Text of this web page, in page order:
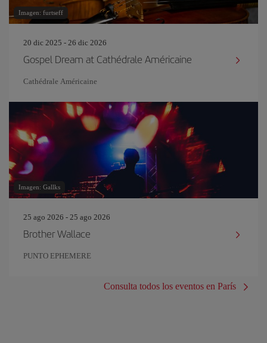
Imagen: furtseff
20 dic 2025 - 26 dic 2026
Gospel Dream at Cathédrale Américaine
Cathédrale Américaine
Imagen: Gallks
25 ago 2026 - 25 ago 2026
Brother Wallace
PUNTO EPHEMERE
Consulta todos los eventos en París